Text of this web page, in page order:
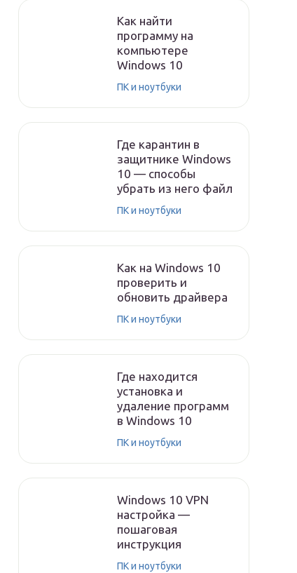
Как найти
программу на
компьютере
Windows 10
ПК и ноутбуки
Где карантин в
защитнике Windows
10 — способы
убрать из него файл
ПК и ноутбуки
Как на Windows 10
проверить и
обновить драйвера
ПК и ноутбуки
Где находится
установка и
удаление программ
в Windows 10
ПК и ноутбуки
Windows 10 VPN
настройка —
пошаговая
инструкция
ПК и ноутбуки